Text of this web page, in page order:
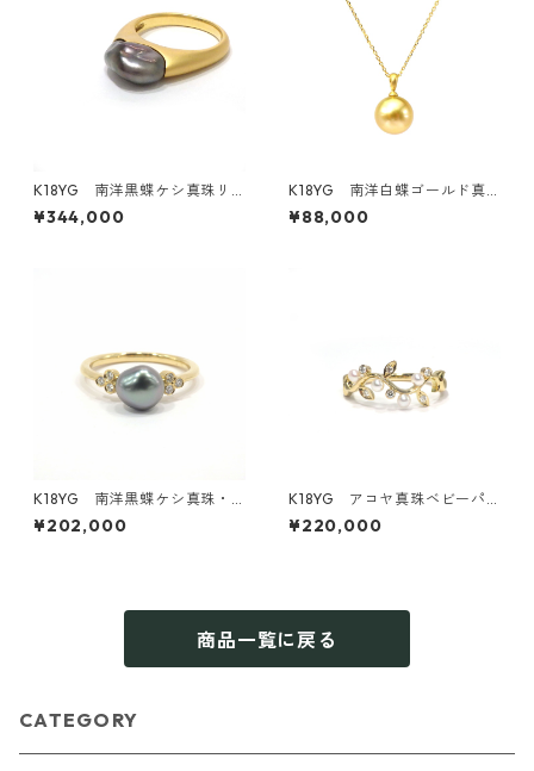
K18YG 南洋黒蝶ケシ真珠リ
ング（K280302）
¥344,000
K18YG 南洋白蝶ゴールド真
珠ペンダントトップ 10.0ｍ
ｍ 奄美大島 産地証明付（K
¥88,000
K18YG 南洋黒蝶ケシ真珠・
ダイヤモンドリング（KR608
04）
¥202,000
K18YG アコヤ真珠ベビーパ
ール・ダイヤモンドリング《M
oe》（KR71107）
¥220,000
商品一覧に戻る
CATEGORY